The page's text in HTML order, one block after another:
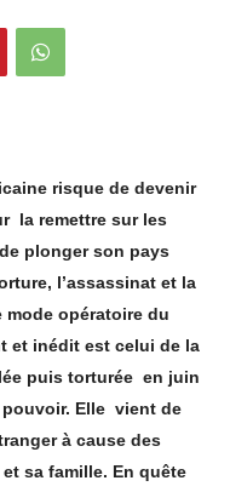
risque de devenir
la remettre sur les
plonger son pays
l’assassinat et la
opératoire du
et inédit est celui de la
puis torturée en juin
Elle vient de
à cause des
sa famille. En quête